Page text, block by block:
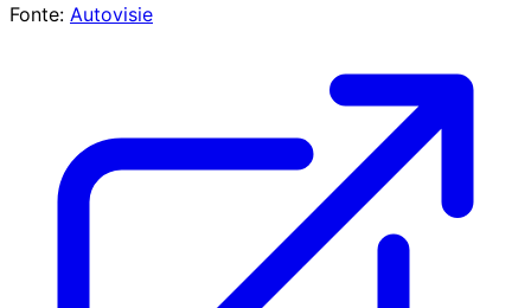
Fonte: Autovisie